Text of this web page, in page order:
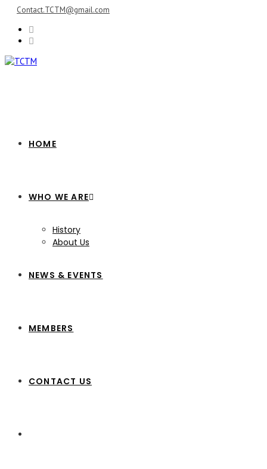
Skip
content
Contact.TCTM@gmail.com
HOME
WHO WE ARE
History
About Us
NEWS & EVENTS
MEMBERS
CONTACT US